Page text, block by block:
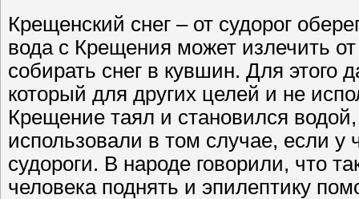
Крещенский снег – от судорог
вода с Крещения может излечить
собирать снег в кувшин. Для
который для других целей и не
Крещение таял и становился
использовали в том случае, если у
судороги. В народе говорили, что
человека поднять и эпилептику